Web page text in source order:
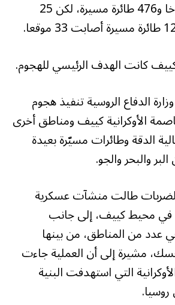
أو حيدت 48 صاروخا و476 طائرة مسيرة، لكن 25
كانت الهدف الرئيسي للهجوم.
الدفاع الروسية تنفيذ هجوم
الأوكرانية كييف ومناطق أخرى
الدقة وطائرات مسيّرة بعيدة
والبحر والجو.
الضربات طالت منشآت عسكرية
في محيط كييف، إلى جانب
عدد من المناطق، من بينها
مشيرة إلى أن العملية جاءت
التي استهدفت البنية
روسيا.